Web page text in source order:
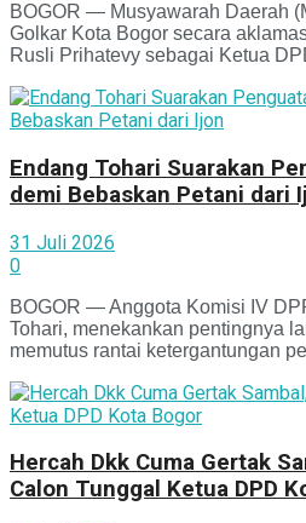
BOGOR — Musyawarah Daerah
Golkar Kota Bogor secara
Rusli Prihatevy sebagai Ketua
Endang Tohari Suarakan
demi Bebaskan Petani dari
31 Juli 2026
0
BOGOR — Anggota Komisi IV
Tohari, menekankan pentingnya
memutus rantai ketergantungan
Hercah Dkk Cuma Gertak
Calon Tunggal Ketua DPD